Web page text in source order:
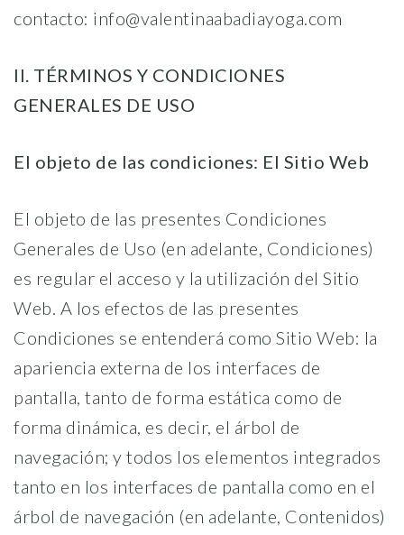
contacto: info@valentinaabadiayoga.com
II. TÉRMINOS Y CONDICIONES
GENERALES DE USO
El objeto de las condiciones: El Sitio Web
El objeto de las presentes Condiciones
Generales de Uso (en adelante, Condiciones)
es regular el acceso y la utilización del Sitio
Web. A los efectos de las presentes
Condiciones se entenderá como Sitio Web: la
apariencia externa de los interfaces de
pantalla, tanto de forma estática como de
forma dinámica, es decir, el árbol de
navegación; y todos los elementos integrados
tanto en los interfaces de pantalla como en el
árbol de navegación (en adelante, Contenidos)